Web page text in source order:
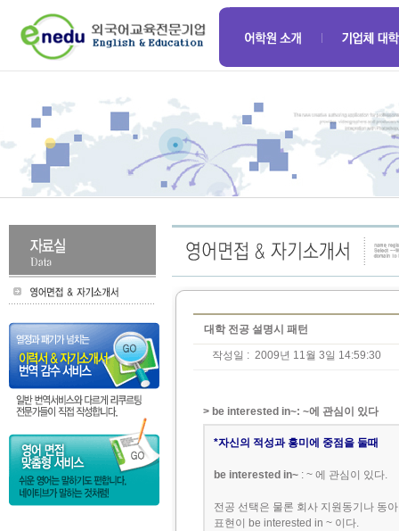
대학 전공 설명시 패턴
작성일 : 2009년 11월 3일 14:59:30
> be interested in~: ~에 관심이 있다
*자신의 적성과 흥미에 중점을 둘때
be interested in~: ~ 에 관심이 있다.
전공 선택은 물론 회사 지원동기나 동
표현이 be interested in ~ 이다.